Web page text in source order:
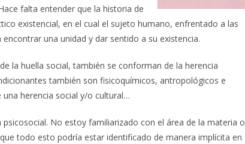
falta entender que la historia de
existencial, en el cual el sujeto humano, enfrentado a las
una unidad y dar sentido a su existencia.
la huella social, también se conforman de la herencia
también son fisicoquímicos, antropológicos e
herencia social y/o cultural…
No estoy familiarizado con el área de la materia o
todo esto podría estar identificado de manera implícita en